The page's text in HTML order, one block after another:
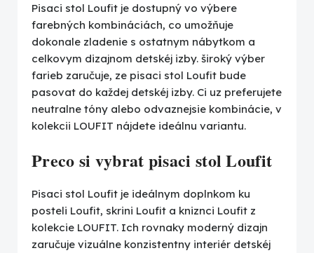
Pisaci stol Loufit je dostupný vo výbere
farebných kombináciách, co umožňuje
dokonale zladenie s ostatnym nábytkom a
celkovym dizajnom detskéj izby. široký výber
farieb zaručuje, ze pisaci stol Loufit bude
pasovat do každej detskéj izby. Ci uz preferujete
neutralne tóny alebo odvaznejsie kombinácie, v
kolekcii LOUFIT nájdete ideálnu variantu.
Preco si vybrat pisaci stol Loufit
Pisaci stol Loufit je ideálnym doplnkom ku
posteli Loufit, skrini Loufit a kniznci Loufit z
kolekcie LOUFIT. Ich rovnaky moderný dizajn
zaručuje vizuálne konzistentny interiér detskéj